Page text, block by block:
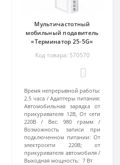
Мультичастотный
мобильный подавитель
«Терминатор 25-5G»
Код товара: 570570
Время непрерывной работы:
2.5 часа
Адаптеры питания:
Автомобильная зарядка от
прикуривателя 12В, От сети
220В
Вес:
980 грамм
Возможность записи при
подключенном питании: От
электросети 220В; от
прикуривателя автомобиля
Выходная мощность: 7 Вт